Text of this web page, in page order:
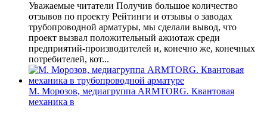
Уважаемые читатели Получив большое количество
отзывов по проекту Рейтинги и отзывы о заводах
трубопроводной арматуры, мы сделали вывод, что
проект вызвал положительный ажиотаж среди
предприятий-производителей и, конечно же, конечных
потребителей, кот...
М. Морозов, медиагруппа ARMTORG. Квантовая
механика в